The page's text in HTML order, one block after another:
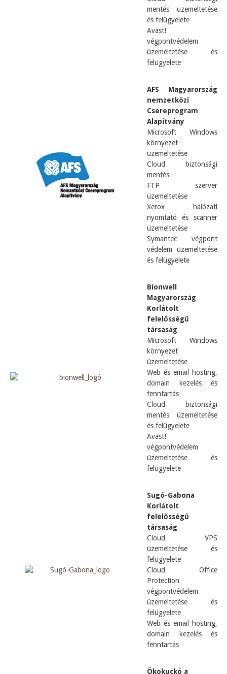
mentés üzemeltetése
és felügyelete
Avast!
végpontvédelem
üzemeltetése és
felügyelete
AFS Magyarország
nemzetközi
Csereprogram
Alapítvány
Microsoft Windows
környezet
üzemeltetése
Cloud biztonsági
mentés
FTP szerver
üzemeltetése
Xerox hálózati
nyomtató és scanner
üzemeltetése
Symantec végpont
védelem üzemeltetése
és felügyelete
Bionwell
Magyarország
Korlátolt
felelősségű
társaság
Microsoft Windows
környezet
üzemeltetése
Web és email hosting,
domain kezelés és
fenntartás
Cloud biztonsági
mentés üzemeltetése
és felügyelete
Avast!
végpontvédelem
üzemeltetése és
felügyelete
Sugó-Gabona
Korlátolt
felelősségű
társaság
Cloud VPS
üzemeltetése és
felügyelete
Cloud Office
Protection
végpontvédelem
üzemeltetése és
felügyelete
Web és email hosting,
domain kezelés és
fenntartás
Ökokuckó a